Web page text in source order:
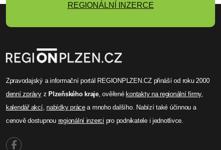
REGIONÁLNÍ INZERCE
Zpravodajský a informační portál REGIONPLZEN.CZ přináší od roku 2000
denní zprávyzPlzeňského kraje, ověřenékontakty na regionální firmy,
kalendář akcí,nabídky prácea mnoho dalšího. Nabízí také účinnou a
cenově dostupnou regionální inzerci pro podnikatele i jednotlivce.